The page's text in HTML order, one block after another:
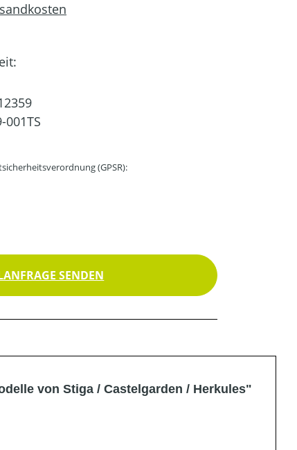
001TS
(GPSR):
SENDEN
von Stiga / Castelgarden / Herkules"